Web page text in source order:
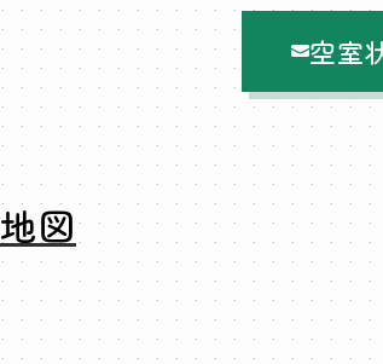
空室
地図